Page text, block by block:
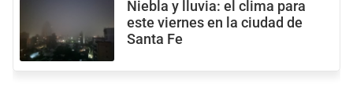
Niebla y lluvia: el clima para
este viernes en la ciudad de
Santa Fe